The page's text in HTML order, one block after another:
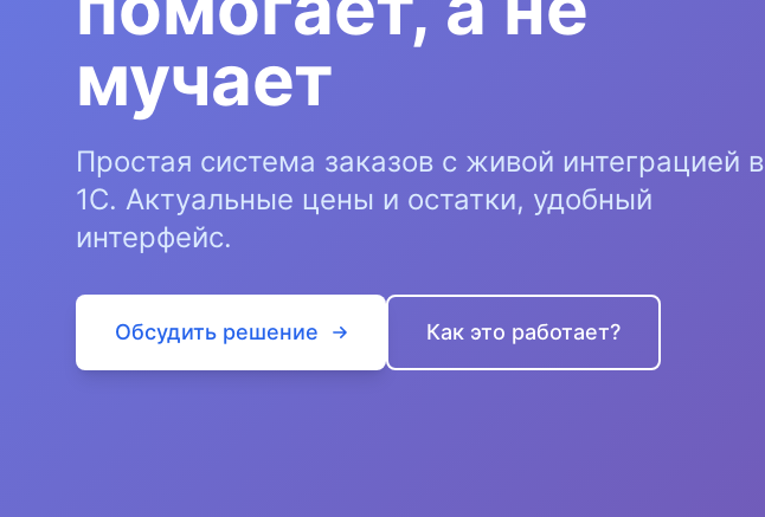
мучает
Простая система заказов с живой интеграцией в
1С. Актуальные цены и остатки, удобный
интерфейс.
Обсудить решение Как это работает?